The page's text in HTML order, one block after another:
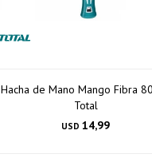
Hacha de Mano Mango Fibra
Total
USD 14,99